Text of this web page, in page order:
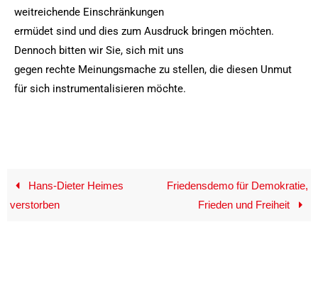
weitreichende Einschränkungen
ermüdet sind und dies zum Ausdruck bringen möchten.
Dennoch bitten wir Sie, sich mit uns
gegen rechte Meinungsmache zu stellen, die diesen Unmut
für sich instrumentalisieren möchte.
Hans-Dieter Heimes
verstorben
Friedensdemo für Demokratie,
Frieden und Freiheit